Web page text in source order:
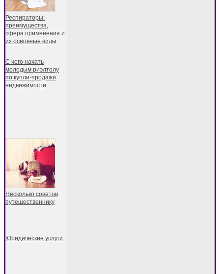
Респираторы:
преимущества,
сфера применения и
их основные виды
С чего начать
молодым риэлтолу
по купли-продажи
недвижимости
Несколько советов
путешественнику
Юридические услуги